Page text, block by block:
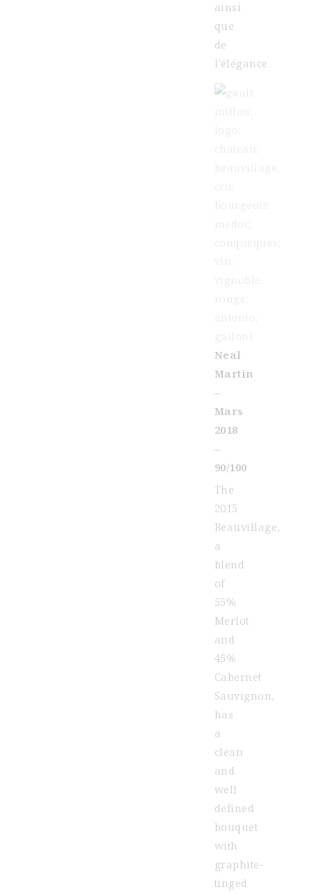
ainsi
que
de
l’élégance.
Neal
Martin
–
Mars
2018
–
90/100
The
2015
Beauvillage,
a
blend
of
55%
Merlot
and
45%
Cabernet
Sauvignon,
has
a
clean
and
well
defined
bouquet
with
graphite-
tinged